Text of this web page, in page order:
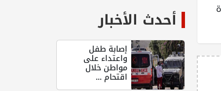
أحدث الأخبار
إصابة طفل
واعتداء على
مواطن خلال
اقتحام ...